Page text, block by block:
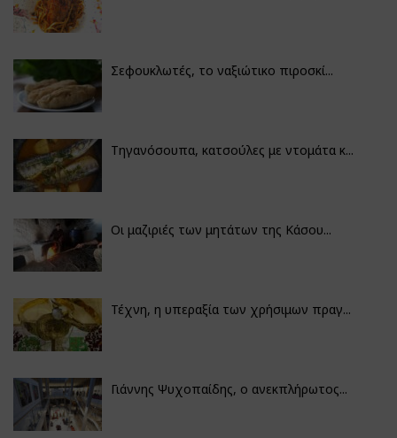
Σεφουκλωτές, το ναξιώτικο πιροσκί...
Τηγανόσουπα, κατσούλες με ντομάτα κ...
Οι μαζιριές των μητάτων της Κάσου...
Τέχνη, η υπεραξία των χρήσιμων πραγ...
Γιάννης Ψυχοπαίδης, ο ανεκπλήρωτος...